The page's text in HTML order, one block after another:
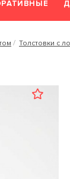
Толстовки с